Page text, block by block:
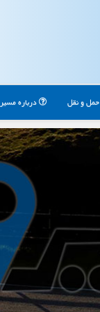
حمل و نقل درباره